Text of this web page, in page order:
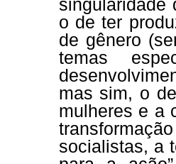
singularidade
o de ter
de gênero
temas
mas sim, o
mulheres e a
socialistas, a